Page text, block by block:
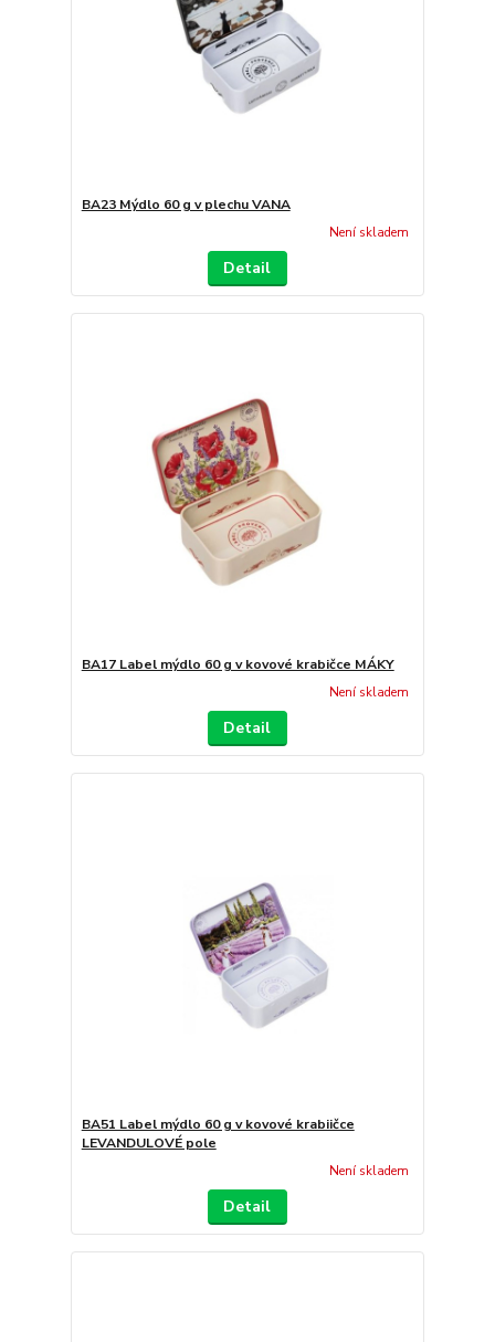
BA23 Mýdlo 60 g v plechu VANA
Není skladem
Detail
BA17 Label mýdlo 60 g v kovové krabičce MÁKY
Není skladem
Detail
BA51 Label mýdlo 60 g v kovové krabiičce
LEVANDULOVÉ pole
Není skladem
Detail